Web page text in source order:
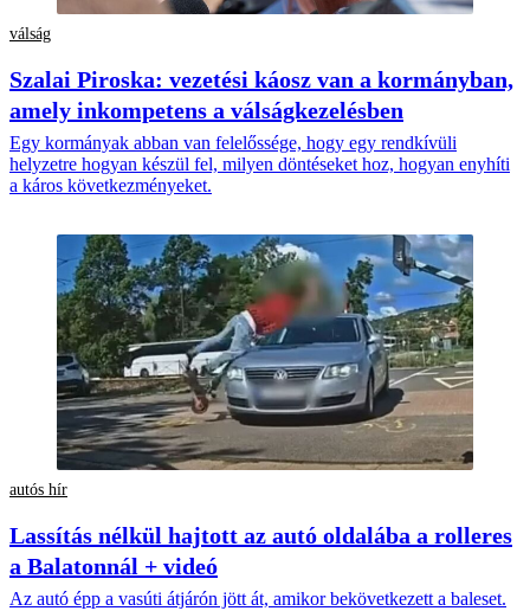
válság
Szalai Piroska: vezetési káosz van a kormányban,
amely inkompetens a válságkezelésben
Egy kormányak abban van felelőssége, hogy egy rendkívüli
helyzetre hogyan készül fel, milyen döntéseket hoz, hogyan enyhíti
a káros következményeket.
autós hír
Lassítás nélkül hajtott az autó oldalába a rolleres
a Balatonnál + videó
Az autó épp a vasúti átjárón jött át, amikor bekövetkezett a baleset.